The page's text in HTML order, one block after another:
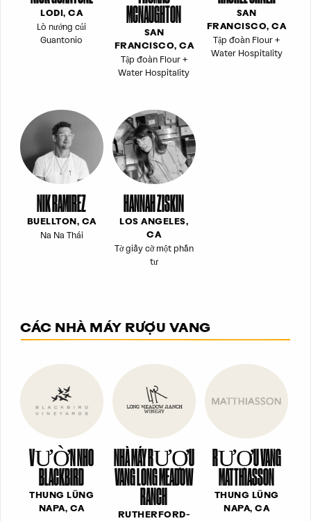
LODI, CA
Lò nướng củi
Guantonio
MCNAUGHTON
SAN
FRANCISCO, CA
Tập đoàn Flour +
Water Hospitality
SAN
FRANCISCO, CA
Tập đoàn Flour +
Water Hospitality
NIK RAMIREZ
BUELLTON, CA
Na Na Thái
HANNAH ZISKIN
LOS ANGELES,
CA
Tờ giấy cỡ một phần
tư
CÁC NHÀ MÁY RƯỢU VANG
VƯỜN NHO
BLACKBIRD
THUNG LŨNG
NAPA, CA
NHÀ MÁY RƯỢU
VANG LONG MEADOW
RANCH
RUTHERFORD-
RƯỢU VANG
MATTHIASSON
THUNG LŨNG
NAPA, CA